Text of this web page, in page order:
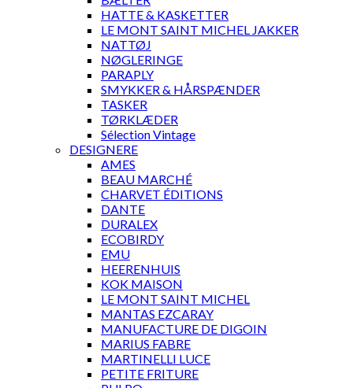
HATTE & KASKETTER
LE MONT SAINT MICHEL JAKKER
NATTØJ
NØGLERINGE
PARAPLY
SMYKKER & HÅRSPÆNDER
TASKER
TØRKLÆDER
Sélection Vintage
DESIGNERE
AMES
BEAU MARCHÉ
CHARVET ÉDITIONS
DANTE
DURALEX
ECOBIRDY
EMU
HEERENHUIS
KOK MAISON
LE MONT SAINT MICHEL
MANTAS EZCARAY
MANUFACTURE DE DIGOIN
MARIUS FABRE
MARTINELLI LUCE
PETITE FRITURE